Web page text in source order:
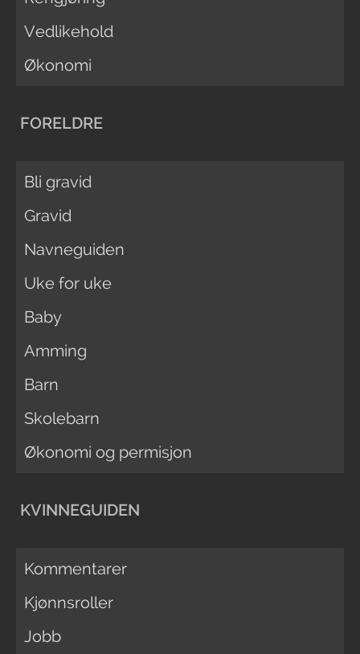
Vedlikehold
Økonomi
FORELDRE
Bli gravid
Gravid
Navneguiden
Uke for uke
Baby
Amming
Barn
Skolebarn
Økonomi og permisjon
KVINNEGUIDEN
Kommentarer
Kjønnsroller
Jobb